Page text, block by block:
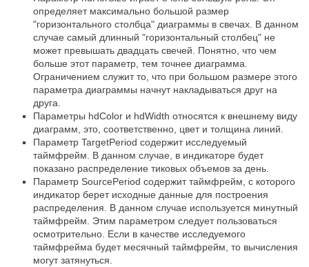
определяет максимально большой размер
"горизонтального столбца" диаграммы в свечах. В данном
случае самый длинный "горизонтальный столбец" не
может превышать двадцать свечей. Понятно, что чем
больше этот параметр, тем точнее диаграмма.
Ограничением служит то, что при большом размере этого
параметра диаграммы начнут накладываться друг на
друга.
Параметры hdColor и hdWidth относятся к внешнему виду
диаграмм, это, соответственно, цвет и толщина линий.
Параметр TargetPeriod содержит исследуемый
таймфрейм. В данном случае, в индикаторе будет
показано распределение тиковых объемов за день.
Параметр SourcePeriod содержит таймфрейм, с которого
индикатор берет исходные данные для построения
распределения. В данном случае используется минутный
таймфрейм. Этим параметром следует пользоваться
осмотрительно. Если в качестве исследуемого
таймфрейма будет месячный таймфрейм, то вычисления
могут затянуться.